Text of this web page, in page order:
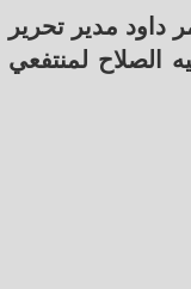
مدير تحرير
الصلاح لمنتفعي